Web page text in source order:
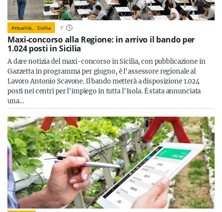
Attualità, Sicilia 1'
Maxi-concorso alla Regione: in arrivo il bando per
1.024 posti in Sicilia
A dare notizia del maxi-concorso in Sicilia, con pubblicazione in
Gazzetta in programma per giugno, è l'assessore regionale al
Lavoro Antonio Scavone. Il bando metterà a disposizione 1.024
posti nei centri per l'impiego in tutta l'Isola. È stata annunciata
una…